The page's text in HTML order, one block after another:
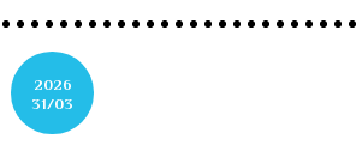
2026
31/03